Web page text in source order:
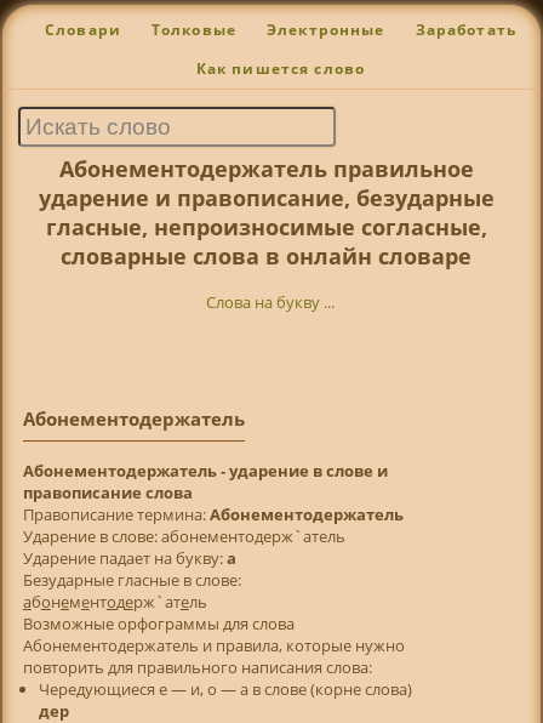
Словари Толковые Электронные Заработать
Как пишется слово
Абонементодержатель правильное
ударение и правописание, безударные
гласные, непроизносимые согласные,
словарные слова в онлайн словаре
Слова на букву ...
Абонементодержатель
Абонементодержатель - ударение в слове и
правописание слова
Правописание термина:Абонементодержатель
Ударение в слове: абонементодерж`атель
Ударение падает на букву:а
Безударные гласные в слове:
абонементодерж`атель
Возможные орфограммы для слова
Абонементодержатель и правила, которые нужно
повторить для правильного написания слова:
Чередующиеся е — и, о — а в слове (корне слова)
дер